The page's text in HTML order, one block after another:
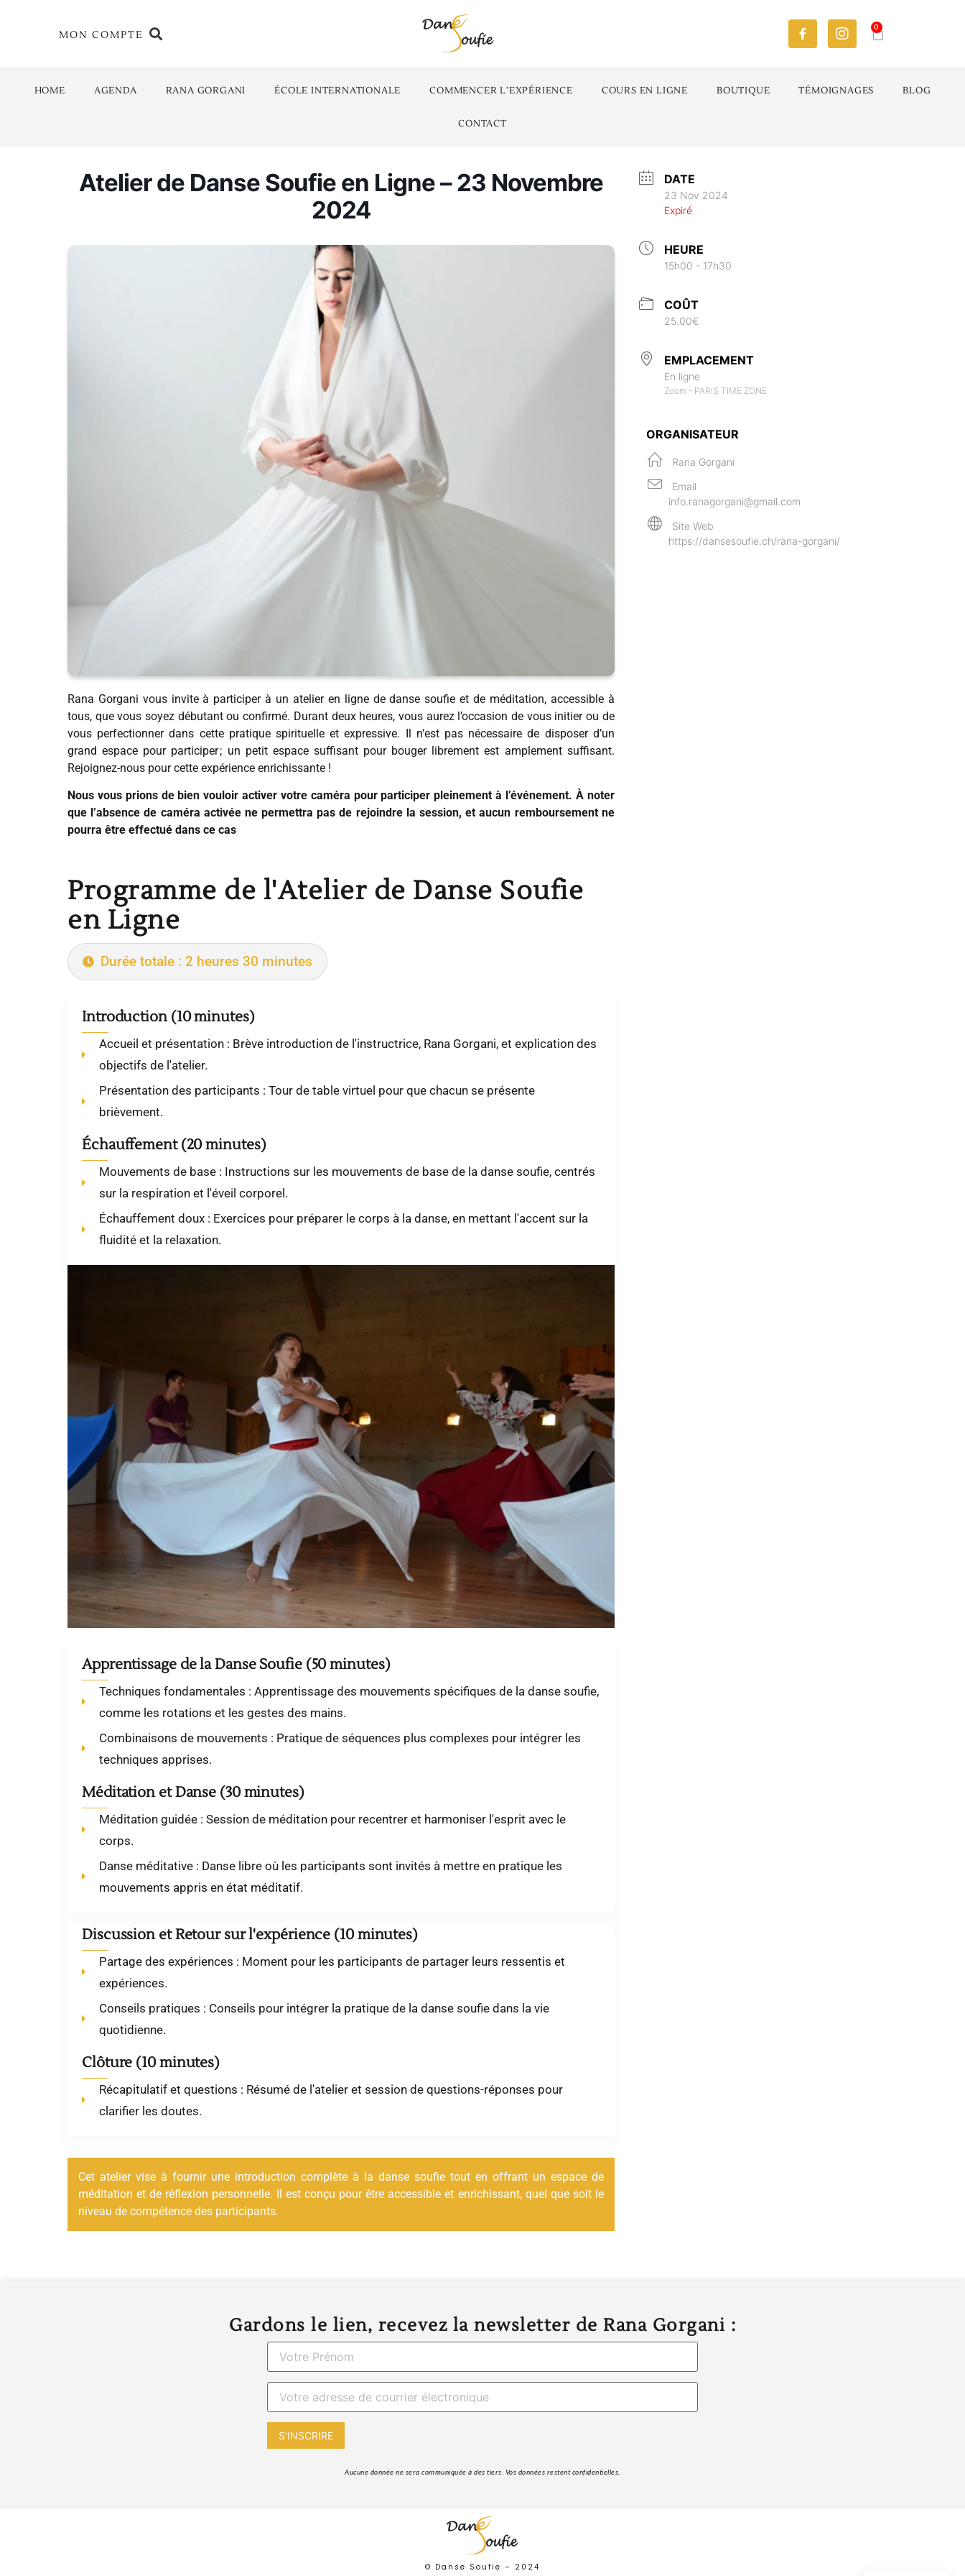
MON COMPTE
0
HOME AGENDA RANA GORGANI ÉCOLE INTERNATIONALE COMMENCER L’EXPÉRIENCE COURS EN LIGNE BOUTIQUE TÉMOIGNAGES BLOG
CONTACT
Atelier de Danse Soufie en Ligne – 23 Novembre
2024
Rana Gorgani vous invite à participer à un atelier en ligne de danse soufie et de méditation, accessible à
tous, que vous soyez débutant ou confirmé. Durant deux heures, vous aurez l’occasion de vous initier ou de
vous perfectionner dans cette pratique spirituelle et expressive. Il n’est pas nécessaire de disposer d’un
grand espace pour participer ; un petit espace suffisant pour bouger librement est amplement suffisant.
Rejoignez-nous pour cette expérience enrichissante !
Nous vous prions de bien vouloir activer votre caméra pour participer pleinement à l’événement. À noter
que l’absence de caméra activée ne permettra pas de rejoindre la session, et aucun remboursement ne
pourra être effectué dans ce cas
Programme de l'Atelier de Danse Soufie
en Ligne
Durée totale : 2 heures 30 minutes
Introduction (10 minutes)
Accueil et présentation : Brève introduction de l'instructrice, Rana Gorgani, et explication des
objectifs de l'atelier.
Présentation des participants : Tour de table virtuel pour que chacun se présente
brièvement.
Échauffement (20 minutes)
Mouvements de base : Instructions sur les mouvements de base de la danse soufie, centrés
sur la respiration et l'éveil corporel.
Échauffement doux : Exercices pour préparer le corps à la danse, en mettant l'accent sur la
fluidité et la relaxation.
Apprentissage de la Danse Soufie (50 minutes)
Techniques fondamentales : Apprentissage des mouvements spécifiques de la danse soufie,
comme les rotations et les gestes des mains.
Combinaisons de mouvements : Pratique de séquences plus complexes pour intégrer les
techniques apprises.
Méditation et Danse (30 minutes)
Méditation guidée : Session de méditation pour recentrer et harmoniser l'esprit avec le
corps.
Danse méditative : Danse libre où les participants sont invités à mettre en pratique les
mouvements appris en état méditatif.
Discussion et Retour sur l'expérience (10 minutes)
Partage des expériences : Moment pour les participants de partager leurs ressentis et
expériences.
Conseils pratiques : Conseils pour intégrer la pratique de la danse soufie dans la vie
quotidienne.
Clôture (10 minutes)
Récapitulatif et questions : Résumé de l'atelier et session de questions-réponses pour
clarifier les doutes.
Cet atelier vise à fournir une introduction complète à la danse soufie tout en offrant un espace de
méditation et de réflexion personnelle. Il est conçu pour être accessible et enrichissant, quel que soit le
niveau de compétence des participants.
DATE
23 Nov 2024
Expiré
HEURE
15h00 - 17h30
COÛT
25.00€
EMPLACEMENT
En ligne
Zoom - PARIS TIME ZONE
ORGANISATEUR
Rana Gorgani
Email
info.ranagorgani@gmail.com
Site Web
https://dansesoufie.ch/rana-gorgani/
Gardons le lien, recevez la newsletter de Rana Gorgani :
© Danse Soufie – 2024